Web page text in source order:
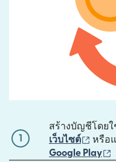
1
สร้างบัญชีโดย
เว็บไซต์
(เปิด
หรือ
Google Play